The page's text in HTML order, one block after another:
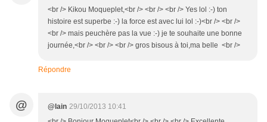
<br /> Kikou Moqueplet,<br /> <br /> <br /> Yes lol :-) ton
histoire est superbe :-) la force est avec lui lol :-)<br /> <br />
<br /> mais peuchère pas la vue :-) je te souhaite une bonne
journée,<br /> <br /> <br /> gros bisous à toi,ma belle <br />
Répondre
@ @lain 29/10/2013 10:41